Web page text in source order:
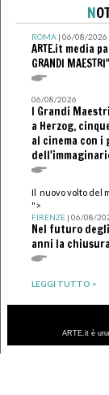
N
ROMA| 06/08/2026
ARTE.it media
GRANDI
06/08/2026
I Grandi
a Herzog,
al cinema con i
Il nuovo volto del
">
FIRENZE| 06/08/
Nel futuro
anni la
LEGGI TUTTO >
ARTE.it è